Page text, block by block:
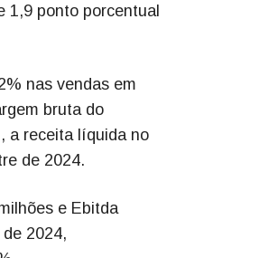
1,9 ponto porcentual
nas vendas em
bruta do
a receita líquida no
de 2024.
e Ebitda
2024,